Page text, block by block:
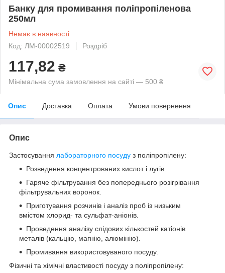
Банку для промивання поліпропіленова
250мл
Немає в наявності
Код: ЛМ-00002519
Роздріб
117,82 ₴
Мінімальна сума замовлення на сайті — 500 ₴
Опис Доставка Оплата Умови повернення
Опис
Застосування лабораторного посуду з поліпропілену:
Розведення концентрованих кислот і лугів.
Гаряче фільтрування без попереднього розігрівання
фільтрувальних воронок.
Приготування розчинів і аналіз проб із низьким
вмістом хлорид- та сульфат-аніонів.
Проведення аналізу слідових кількостей катіонів
металів (кальцію, магнію, алюмінію).
Промивання використовуваного посуду.
Фізичні та хімічні властивості посуду з поліпропілену: